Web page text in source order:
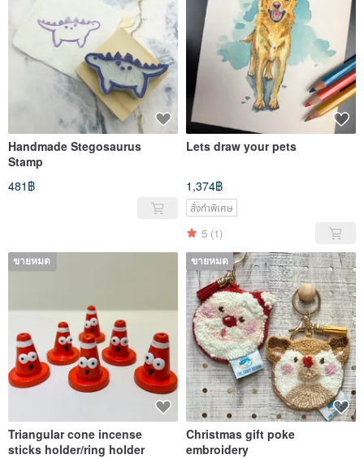
Handmade Stegosaurus
Stamp
481฿
Lets draw your pets
1,374฿
สั่งทำพิเศษ
5 (1)
ขายหมด
Triangular cone incense
sticks holder/ring holder
ขายหมด
Christmas gift poke
embroidery